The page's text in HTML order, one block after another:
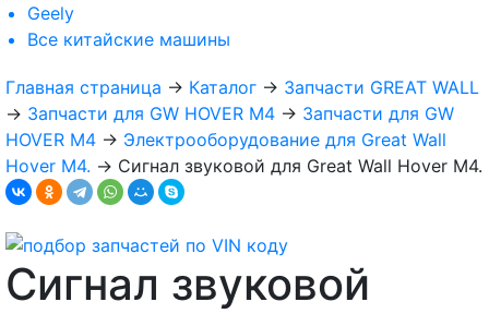
Geely
Все китайские машины
Главная страница → Каталог → Запчасти GREAT WALL
→ Запчасти для GW HOVER M4 → Запчасти для GW
HOVER M4 → Электрооборудование для Great Wall
Hover M4. → Сигнал звуковой для Great Wall Hover M4.
Сигнал звуковой